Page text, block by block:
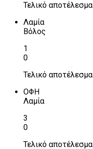
Τελικό αποτέλεσμα
Λαμία
Βόλος
1
0
Τελικό αποτέλεσμα
ΟΦΗ
Λαμία
3
0
Τελικό αποτέλεσμα